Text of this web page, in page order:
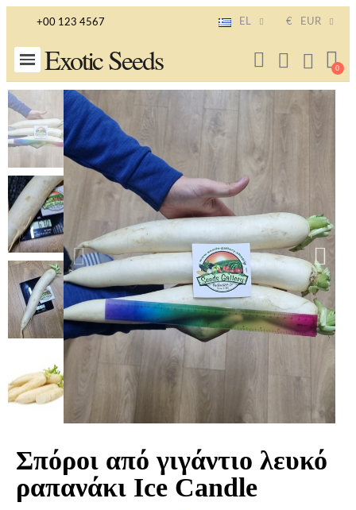
+00 123 4567 EL € EUR
Exotic Seeds
Σπόροι από γιγάντιο λευκό
ραπανάκι Ice Candle